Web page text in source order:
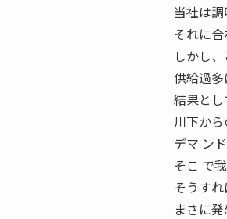
当社は
それに
しかし
供給過
結果とし
川下か
デマ ン
そこ で
そうす
まさに